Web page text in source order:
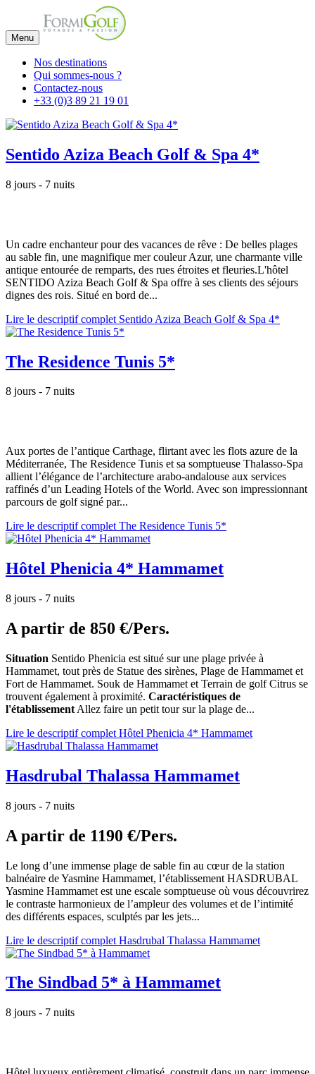
Menu
Nos destinations
Qui sommes-nous ?
Contactez-nous
+33 (0)3 89 21 19 01
Sentido Aziza Beach Golf & Spa 4*
8 jours - 7 nuits
Un cadre enchanteur pour des vacances de rêve : De belles plages
au sable fin, une magnifique mer couleur Azur, une charmante ville
antique entourée de remparts, des rues étroites et fleuries.L'hôtel
SENTIDO Aziza Beach Golf & Spa offre à ses clients des séjours
dignes des rois. Situé en bord de...
Lire le descriptif complet Sentido Aziza Beach Golf & Spa 4*
The Residence Tunis 5*
8 jours - 7 nuits
Aux portes de l’antique Carthage, flirtant avec les flots azure de la
Méditerranée, The Residence Tunis et sa somptueuse Thalasso-Spa
allient l’élégance de l’architecture arabo-andalouse aux services
raffinés d’un Leading Hotels of the World. Avec son impressionnant
parcours de golf signé par...
Lire le descriptif complet The Residence Tunis 5*
Hôtel Phenicia 4* Hammamet
8 jours - 7 nuits
A partir de 850 €/Pers.
Situation Sentido Phenicia est situé sur une plage privée à
Hammamet, tout près de Statue des sirènes, Plage de Hammamet et
Fort de Hammamet. Souk de Hammamet et Terrain de golf Citrus se
trouvent également à proximité. Caractéristiques de
l'établissement Allez faire un petit tour sur la plage de...
Lire le descriptif complet Hôtel Phenicia 4* Hammamet
Hasdrubal Thalassa Hammamet
8 jours - 7 nuits
A partir de 1190 €/Pers.
Le long d’une immense plage de sable fin au cœur de la station
balnéaire de Yasmine Hammamet, l’établissement HASDRUBAL
Yasmine Hammamet est une escale somptueuse où vous découvrirez
le contraste harmonieux de l’ampleur des volumes et de l’intimité
des différents espaces, sculptés par les jets...
Lire le descriptif complet Hasdrubal Thalassa Hammamet
The Sindbad 5* à Hammamet
8 jours - 7 nuits